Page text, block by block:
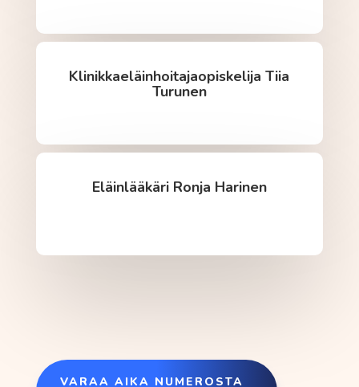
Klinikkaeläinhoitajaopiskelija Tiia
Turunen
Eläinlääkäri Ronja Harinen
VARAA AIKA NUMEROSTA